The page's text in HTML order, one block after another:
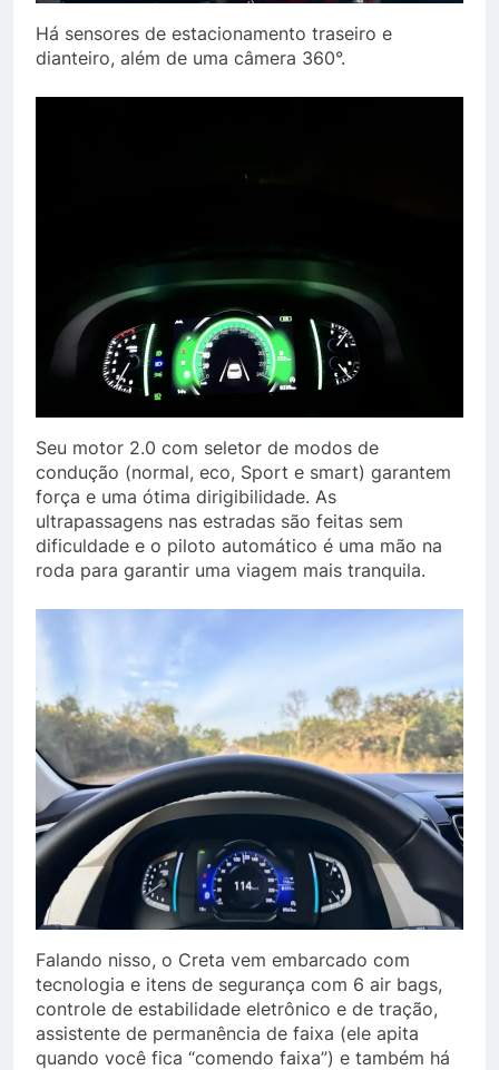
Há sensores de estacionamento traseiro e
dianteiro, além de uma câmera 360°.
Seu motor 2.0 com seletor de modos de
condução (normal, eco, Sport e smart) garantem
força e uma ótima dirigibilidade. As
ultrapassagens nas estradas são feitas sem
dificuldade e o piloto automático é uma mão na
roda para garantir uma viagem mais tranquila.
Falando nisso, o Creta vem embarcado com
tecnologia e itens de segurança com 6 air bags,
controle de estabilidade eletrônico e de tração,
assistente de permanência de faixa (ele apita
quando você fica “comendo faixa”) e também há